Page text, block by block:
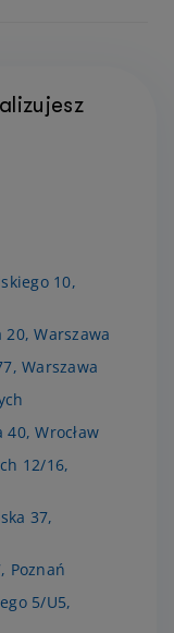
10,
Warszawa
Warszawa
Wrocław
12/16,
37,
Poznań
5/U5,